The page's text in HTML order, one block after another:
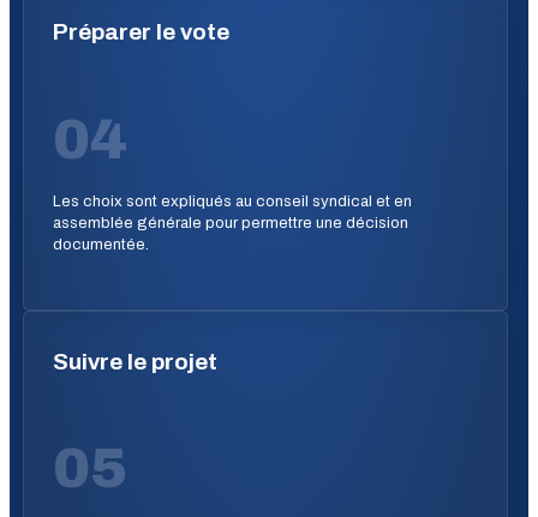
Préparer le vote
04
Les choix sont expliqués au conseil syndical et en
assemblée générale pour permettre une décision
documentée.
Suivre le projet
05